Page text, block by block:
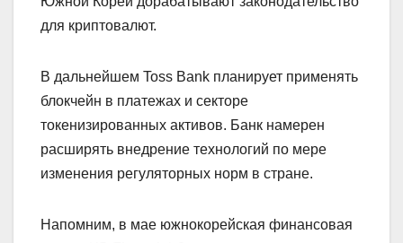
для криптовалют.
В дальнейшем Toss Bank планирует применять
блокчейн в платежах и секторе
токенизированных активов. Банк намерен
расширять внедрение технологий по мере
изменения регуляторных норм в стране.
Напомним, в мае южнокорейская финансовая